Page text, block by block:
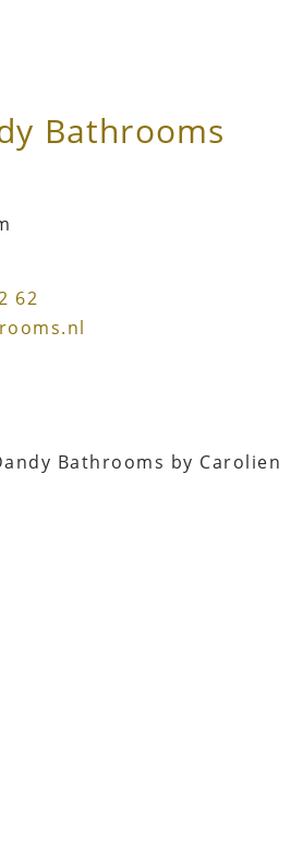
Bathrooms
62
Bathrooms by Carolien